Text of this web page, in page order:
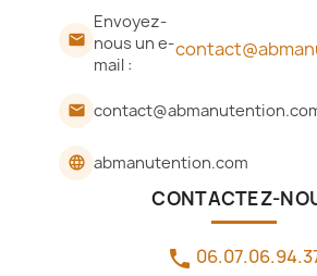

Envoyez-
nous un e-
mail :
email
language abmanutention.com
CONTACTEZ-
phone